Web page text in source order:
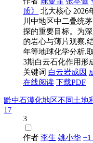
质》
北大核心 2026
川中地区中二叠统
探的重要目标。为
的岩心与薄片观察,
年等地球化学分析,
3期白云石化作用形
关键词 白云岩成因
在线阅读 下载PDF
黔中石漠化地区不同土地
17
3
作者 李生 姚小华 +1